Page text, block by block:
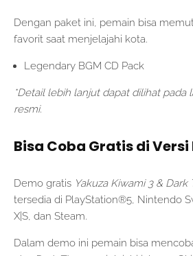
Dengan paket ini, pemain bisa
favorit saat menjelajahi kota.
Legendary BGM CD Pack
*Detail lebih lanjut dapat dilihat pada
resmi.
Bisa Coba Gratis di Versi
Demo gratis Yakuza Kiwami 3 & Dark
tersedia di PlayStation®5, Nintendo
X|S, dan Steam.
Dalam demo ini pemain bisa